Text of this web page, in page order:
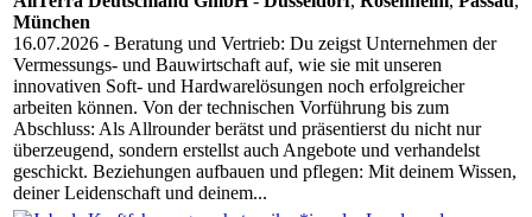
München
16.07.2026 - Beratung und Vertrieb: Du zeigst Unternehmen der
Vermessungs- und Bauwirtschaft auf, wie sie mit unseren
innovativen Soft- und Hardwarelösungen noch erfolgreicher
arbeiten können. Von der technischen Vorführung bis zum
Abschluss: Als Allrounder berätst und präsentierst du nicht nur
überzeugend, sondern erstellst auch Angebote und verhandelst
geschickt. Beziehungen aufbauen und pflegen: Mit deinem Wissen,
deiner Leidenschaft und deinem...